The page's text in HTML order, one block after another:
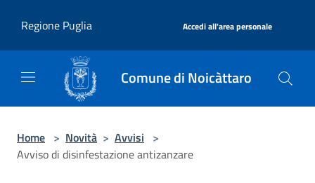
Regione Puglia
Accedi all'area personale
Comune di Noicàttaro
Home > Novità > Avvisi >
Avviso di disinfestazione antizanzare